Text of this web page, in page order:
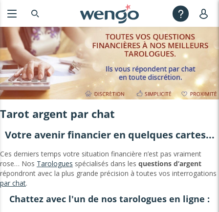
Tarot argent par chat
Votre avenir financier en quelques cartes...
Ces derniers temps votre situation financière n’est pas vraiment
rose… Nos Tarologues spécialisés dans les questions d’argent
répondront avec la plus grande précision à toutes vos interrogations
par chat.
Chattez avec l'un de nos tarologues en ligne :